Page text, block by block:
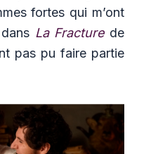
fortes qui m’ont
La Fracture de
pas pu faire partie